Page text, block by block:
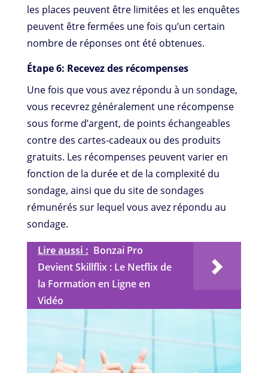
les places peuvent être limitées et les enquêtes
peuvent être fermées une fois qu’un certain
nombre de réponses ont été obtenues.
Étape 6: Recevez des récompenses
Une fois que vous avez répondu à un sondage,
vous recevrez généralement une récompense
sous forme d’argent, de points échangeables
contre des cartes-cadeaux ou des produits
gratuits. Les récompenses peuvent varier en
fonction de la durée et de la complexité du
sondage, ainsi que du site de sondages
rémunérés sur lequel vous avez répondu au
sondage.
Lire aussi : Bonzai Pro
Devient Skillflix : Le Netflix de
la Formation en Ligne en
Vidéo